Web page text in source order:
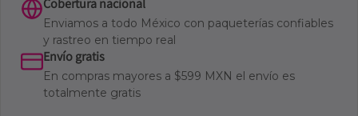
Cobertura nacional
Enviamos a todo México con paqueterías confiables
y rastreo en tiempo real
Envío gratis
En compras mayores a $599 MXN el envío es
totalmente gratis